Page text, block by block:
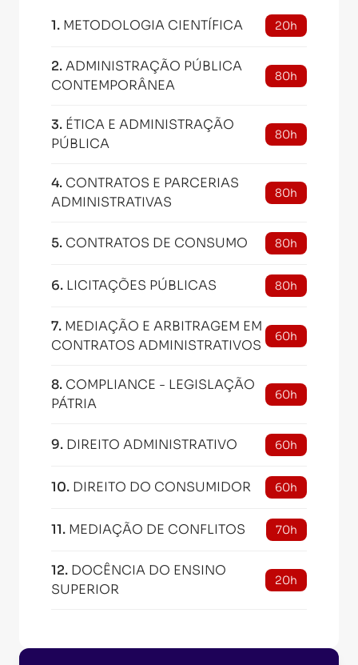
1. METODOLOGIA CIENTÍFICA 20h
2.ADMINISTRAÇÃO PÚBLICA
CONTEMPORÂNEA
80h
3. ÉTICA E ADMINISTRAÇÃO
PÚBLICA
80h
4. CONTRATOS E PARCERIAS
ADMINISTRATIVAS
80h
5. CONTRATOS DE CONSUMO 80h
6. LICITAÇÕES PÚBLICAS 80h
7. MEDIAÇÃO E ARBITRAGEM EM
CONTRATOS ADMINISTRATIVOS
60h
8. COMPLIANCE - LEGISLAÇÃO
PÁTRIA
60h
9. DIREITO ADMINISTRATIVO 60h
10. DIREITO DO CONSUMIDOR 60h
11. MEDIAÇÃO DE CONFLITOS 70h
12. DOCÊNCIA DO ENSINO
SUPERIOR
20h